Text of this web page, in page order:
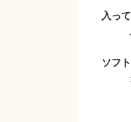
入っ
ソフ